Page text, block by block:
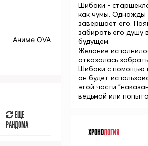
Шибаки -
как чумы. Однажды
завершает его.
забирать его душу
будущем.
Желание
отказалась
Шибаки с помощью
он будет
этой части
ведьмой или
ХРОНОЛОГИЯ
Аниме OVA
ЕЩЕ
РАНДОМА